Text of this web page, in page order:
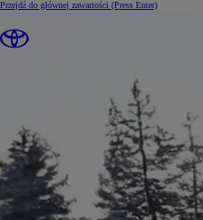
Przejdź do głównej zawartości (Press Enter)